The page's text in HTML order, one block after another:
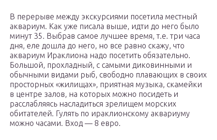
В перерыве между экскурсиями посетила местный
аквариум. Как уже писала выше, идти до него было
минут 35. Выбрав самое лучшее время, т.е. три часа
дня, еле дошла до него, но все равно скажу, что
аквариум Ираклиона надо посетить обязательно.
Большой, прохладный, с самыми диковинными и
обычными видами рыб, свободно плавающих в своих
просторных «жилищах», приятная музыка, скамейки
в центре залов, на которых можно посидеть и
расслабляясь насладиться зрелищем морских
обитателей. Гулять по ираклионскому аквариуму
можно часами. Вход — 8 евро.